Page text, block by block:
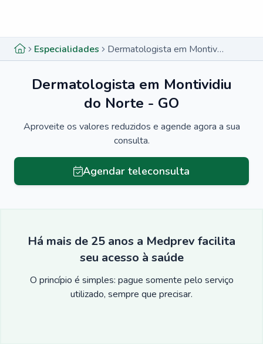
Especialidades Dermatologista em Montividiu do Norte - GO
Dermatologista em Montividiu
do Norte - GO
Aproveite os valores reduzidos e agende agora a sua
consulta.
Agendar teleconsulta
Há mais de 25 anos a Medprev facilita
seu acesso à saúde
O princípio é simples: pague somente pelo serviço
utilizado, sempre que precisar.